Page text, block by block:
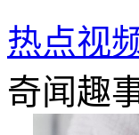
热点视
奇闻趣